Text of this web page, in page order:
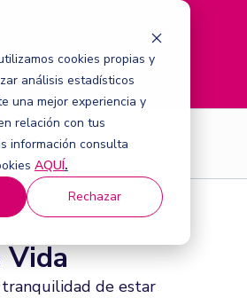
cookies propias y
análisis estadísticos
una mejor experiencia y
relación con tus
información consulta
AQUÍ.
Rechazar
e
ú
Seguros
Vida
de estar